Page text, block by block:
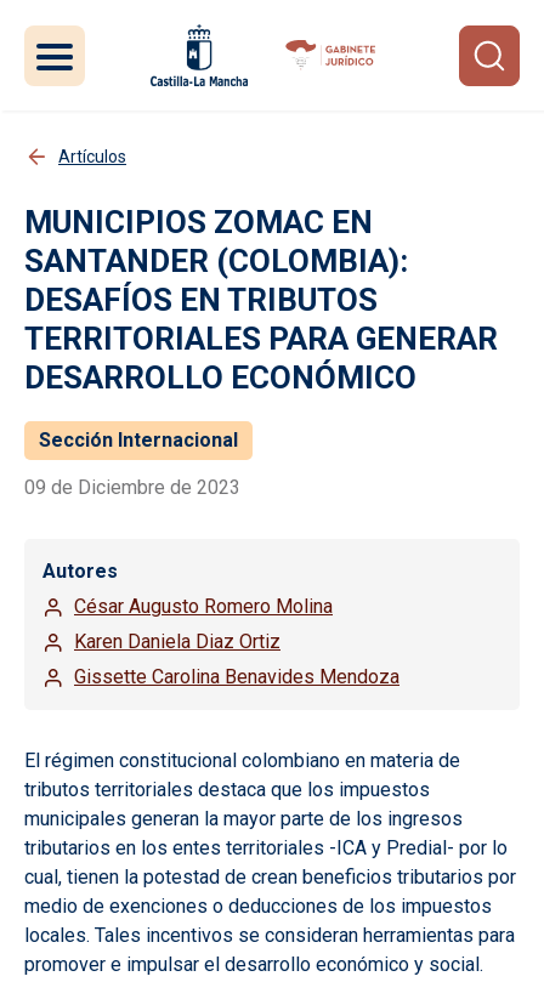
Artículos
MUNICIPIOS ZOMAC EN
SANTANDER (COLOMBIA):
DESAFÍOS EN TRIBUTOS
TERRITORIALES PARA GENERAR
DESARROLLO ECONÓMICO
Sección Internacional
09 de Diciembre de 2023
Autores
César Augusto Romero Molina
Karen Daniela Diaz Ortiz
Gissette Carolina Benavides Mendoza
El régimen constitucional colombiano en materia de
tributos territoriales destaca que los impuestos
municipales generan la mayor parte de los ingresos
tributarios en los entes territoriales -ICA y Predial- por lo
cual, tienen la potestad de crean beneficios tributarios por
medio de exenciones o deducciones de los impuestos
locales. Tales incentivos se consideran herramientas para
promover e impulsar el desarrollo económico y social.